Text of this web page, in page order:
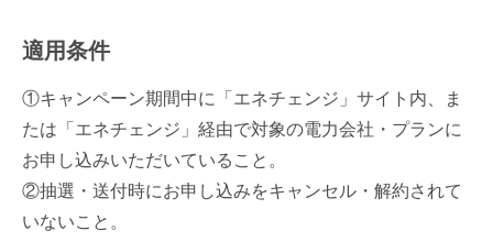
適用条件
①キャンペーン期間中に「エネチェンジ」サイト内、ま
たは「エネチェンジ」経由で対象の電力会社・プランに
お申し込みいただいていること。
②抽選・送付時にお申し込みをキャンセル・解約されて
いないこと。